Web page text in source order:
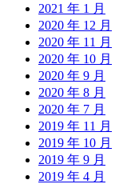
2021 年 1 月
2020 年 12 月
2020 年 11 月
2020 年 10 月
2020 年 9 月
2020 年 8 月
2020 年 7 月
2019 年 11 月
2019 年 10 月
2019 年 9 月
2019 年 4 月